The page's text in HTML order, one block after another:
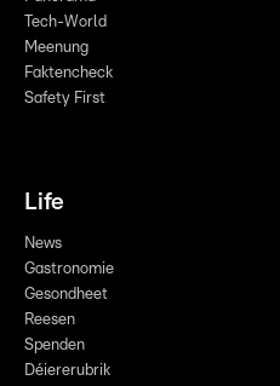
Tech-World
Meenung
Faktencheck
Safety First
Life
News
Gastronomie
Gesondheet
Reesen
Spenden
Déiererubrik